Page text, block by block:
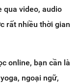
qua video, audio
rất nhiều thời gian
online, bạn cần là
ngoại ngữ,